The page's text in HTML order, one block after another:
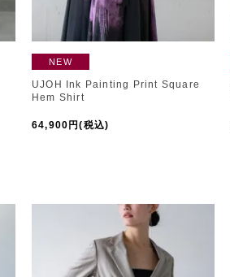
NEW
UJOH Ink Painting Print Square
Hem Shirt
64,900円(税込)